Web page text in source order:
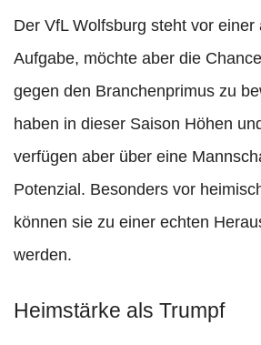
Der VfL Wolfsburg steht vor einer
Aufgabe, möchte aber die
gegen den Branchenprimus zu
haben in dieser Saison Höhen
verfügen aber über eine
Potenzial. Besonders vor
können sie zu einer echten
werden.
Heimstärke als Trumpf